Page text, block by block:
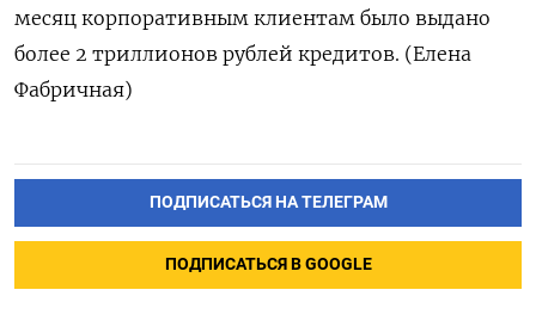
месяц корпоративным клиентам было выдано
более 2 триллионов рублей кредитов. (Елена
Фабричная)
ПОДПИСАТЬСЯ НА ТЕЛЕГРАМ
ПОДПИСАТЬСЯ В GOOGLE